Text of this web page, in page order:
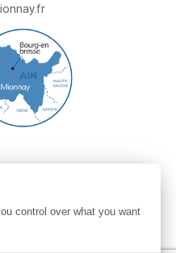
et de 13h30 à 16h30
de 8h30 à 12h
control over what you want